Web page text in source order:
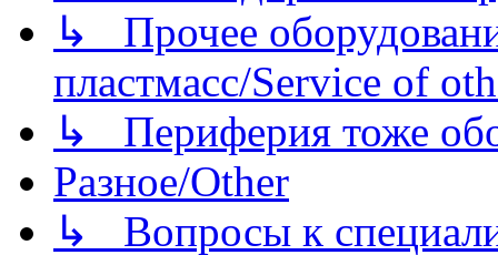
↳ Прочее
пластмасс/Service of
↳ Периферия тоже
Разное/Other
↳ Вопросы к